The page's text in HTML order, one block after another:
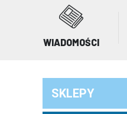
WIADOMOŚCI
SKLEPY